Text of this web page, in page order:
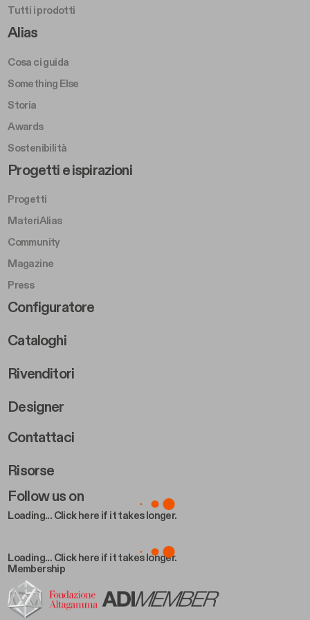
Loading... Click here if it takes longer.
Tutti i prodotti
Footer Right A
Alias
Cosa ci guida
Something Else
Storia
Awards
Sostenibilità
Follow us on
Loading... Click here if it takes longer.
Footer Left Middle B
Progetti e ispirazioni
Progetti
MateriAlias
Community
Magazine
Press
Footer Right Middle B
Configuratore
Cataloghi
Rivenditori
Designer
Footer Right 2
Contattaci
Risorse
Membership